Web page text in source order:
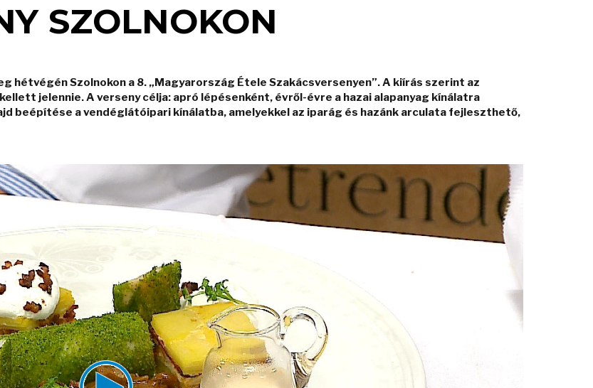
SZOLNOKON
Szolnokon a 8. „Magyarország Étele Szakácsversenyen”. A kiírás szerint az
jelennie. A verseny célja: apró lépésenként, évről-évre a hazai alapanyag kínálatra
beépítése a vendéglátóipari kínálatba, amelyekkel az iparág és hazánk arculata fejleszthető,